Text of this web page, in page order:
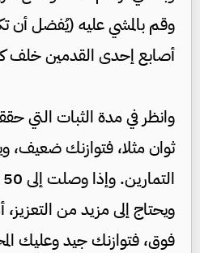
وقم بالمشي عليه (يُفضل أن
أصابع إحدى القدمين خلف
ثوان مثلا، فتوازنك ضعيف،
فوق، فتوازنك جيد وعليك